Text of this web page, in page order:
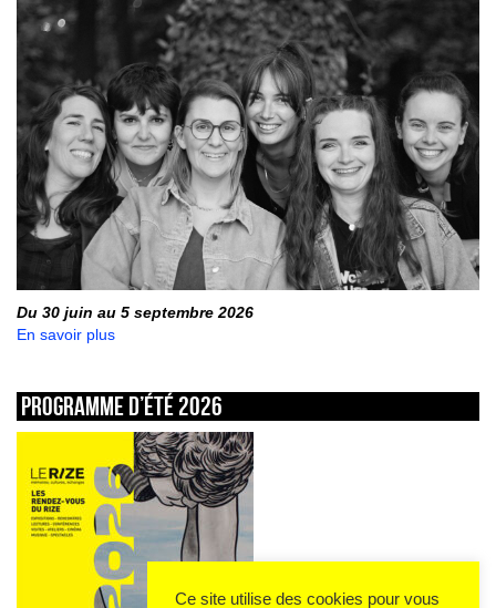
Du 30 juin au 5 septembre 2026
En savoir plus
Programme d’été 2026
Ce site utilise des cookies pour vous